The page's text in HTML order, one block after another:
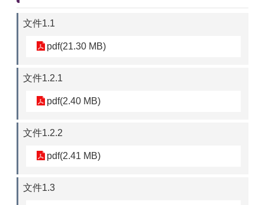
文件1.1
pdf(21.30 MB)
文件1.2.1
pdf(2.40 MB)
文件1.2.2
pdf(2.41 MB)
文件1.3